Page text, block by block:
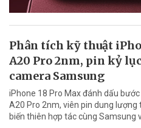
Phân tích kỹ thuật
A20 Pro 2nm, pin kỷ
camera Samsung
iPhone 18 Pro Max đánh dấu
A20 Pro 2nm, viên pin dung
biến thiên hợp tác cùng Samsung